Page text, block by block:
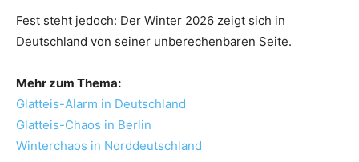
Fest steht jedoch: Der Winter 2026 zeigt sich in
Deutschland von seiner unberechenbaren Seite.
Mehr zum Thema:
Glatteis-Alarm in Deutschland
Glatteis-Chaos in Berlin
Winterchaos in Norddeutschland